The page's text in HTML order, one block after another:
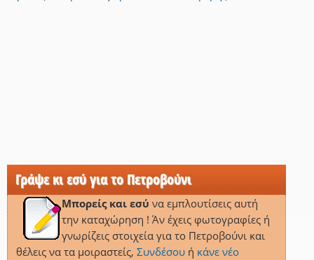
Γράψε κι εσύ για το Πετροβούνι
Μπορείς και εσύ να εμπλουτίσεις αυτή
την καταχώρηση ! Άν έχεις φωτογραφίες ή
γνωρίζεις στοιχεία για το Πετροβούνι και
θέλεις να τα μοιραστείς, Συνδέσουή κάνε νέο